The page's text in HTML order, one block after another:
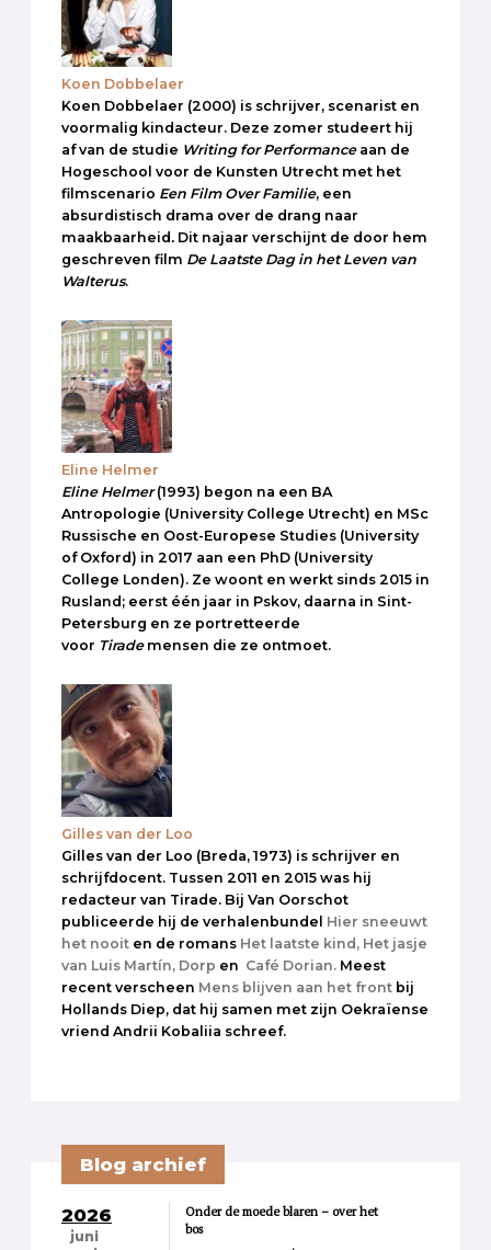
Koen Dobbelaer
Koen Dobbelaer (2000) is schrijver, scenarist en
voormalig kindacteur. Deze zomer studeert hij
af van de studie Writing for Performanceaan de
Hogeschool voor de Kunsten Utrecht met het
filmscenario Een Film Over Familie, een
absurdistisch drama over de drang naar
maakbaarheid . Dit najaar verschijnt de door hem
geschreven film De Laatste Dag in het Leven van
Walterus.
Eline Helmer
Eline Helmer(1993) begon na een BA
Antropologie (University College Utrecht) en MSc
Russische en Oost-Europese Studies (University
of Oxford) in 2017 aan een PhD (University
College Londen). Ze woont en werkt sinds 2015 in
Rusland; eerst één jaar in Pskov, daarna in Sint-
Petersburg en ze portretteerde
voor Tirademensen die ze ontmoet.
Gilles van der Loo
Gilles van der Loo (Breda, 1973) is schrijver en
schrijfdocent. Tussen 2011 en 2015 was hij
redacteur van Tirade. Bij Van Oorschot
publiceerde hij de verhalenbundel Hier sneeuwt
het nooit en de romans Het laatste kind, Het jasje
van Luis Martín, Dorp en Café Dorian. Meest
recent verscheen Mens blijven aan het front bij
Hollands Diep, dat hij samen met zijn Oekraïense
vriend Andrii Kobaliia schreef.
Blog archief
2026
juni
Onder de moede blaren – over het
bos